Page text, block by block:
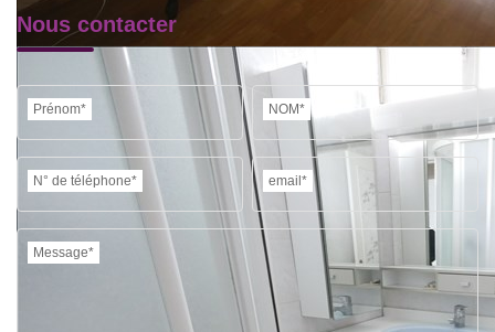
Nous contacter
Prénom* NOM*
N° de téléphone* email*
Message*